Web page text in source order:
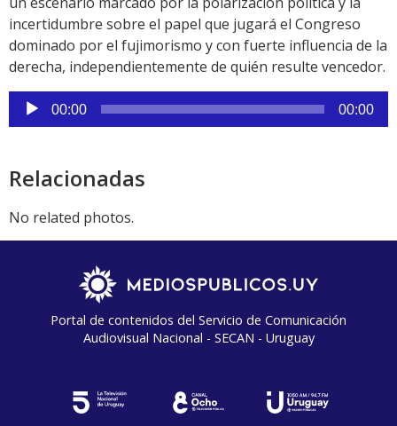
incertidumbre sobre el papel que jugará el Congreso
dominado por el fujimorismo y con fuerte influencia de la
derecha, independientemente de quién resulte vencedor.
Reproductor
de
00:00 00:00
Relacionadas
No related photos.
Portal de contenidos del Servicio de Comunicación
Audiovisual Nacional - SECAN - Uruguay